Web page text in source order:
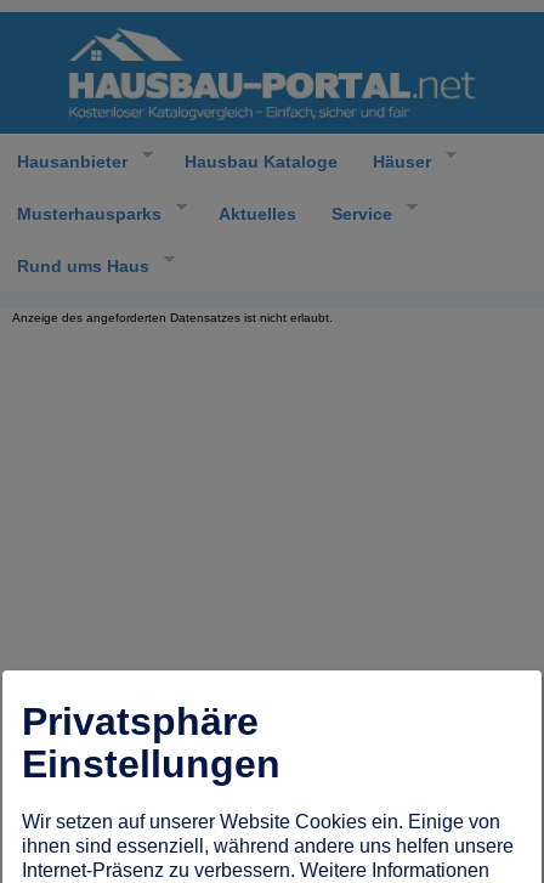
Hausanbieter Hausbau Kataloge Häuser
Musterhausparks Aktuelles Service
Rund ums Haus
Anzeige des angeforderten Datensatzes ist nicht erlaubt.
Privatsphäre
Einstellungen
Wir setzen auf unserer Website Cookies ein. Einige von
ihnen sind essenziell, während andere uns helfen unsere
Internet-Präsenz zu verbessern. Weitere Informationen